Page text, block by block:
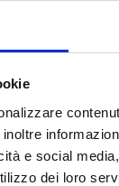
e social
dei loro
acciaio